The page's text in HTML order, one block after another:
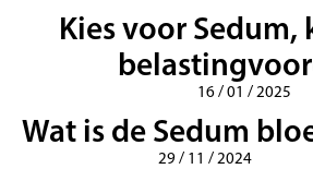
Kies voor Sedum,
16 / 01 / 2025
Wat is de Sedum
29 / 11 / 2024